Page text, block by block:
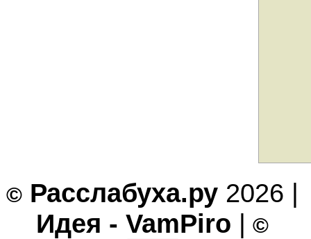
© Расслабуха.ру 2026 |
Идея - VamPiro | ©